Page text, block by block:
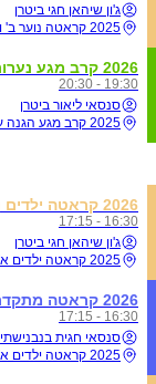
ג'ון שיהאן חגי ביטרן
2025 קראטה נוער ב' וה' 19:00-20:00 - ג'ון שיהאן חגי
19:30 - 20:30
סנסאי ליאור ביטרן
2025 קרב מגע הגנה עצמית - סנסאי ליאור ביטרן | ימי ב' וה' 19:30-20:30
2026 קראטה ילדים (6-8) - ג'ון שיהאן חגי | ימי א' וד' 16:30-17:15
16:30 - 17:15
ג'ון שיהאן חגי ביטרן
2025 קראטה ילדים א' וד' 16:30-17:15 - ג'ון שיהאן חגי
16:30 - 17:15
סנסאי חגית בנבנישתי
2025 קראטה ילדים א' וד' 16:30-17:15 - סנסאי חגית